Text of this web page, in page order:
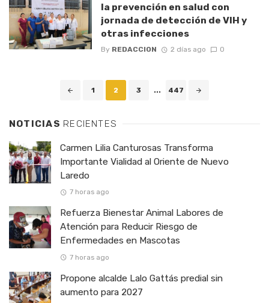
la prevención en salud con
jornada de detección de VIH y
otras infecciones
By REDACCION 2 días ago 0
1 2 3 ... 447
NOTICIAS RECIENTES
Carmen Lilia Canturosas Transforma
Importante Vialidad al Oriente de Nuevo
Laredo
7 horas ago
Refuerza Bienestar Animal Labores de
Atención para Reducir Riesgo de
Enfermedades en Mascotas
7 horas ago
Propone alcalde Lalo Gattás predial sin
aumento para 2027